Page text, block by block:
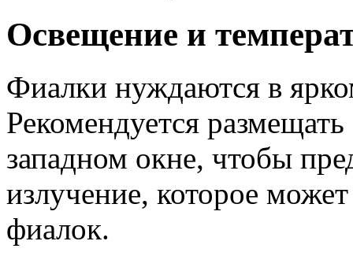
Освещение и
Фиалки нуждаются в
Рекомендуется
западном окне, чтобы
излучение, которое
фиалок.